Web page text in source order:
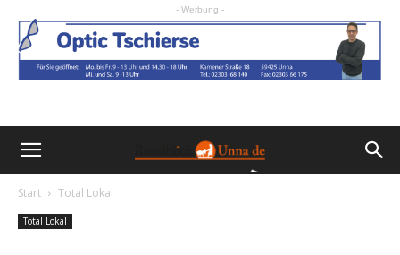
- Werbung -
Start Total Lokal
Total Lokal